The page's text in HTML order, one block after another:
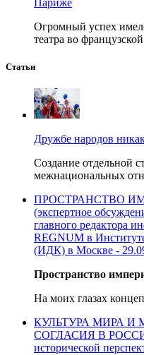
Огромный успех
театра во
Статьи
Дружбе народов
Создание отдельной
межнациональных
ПРОСТРАНСТВО
(экспертное
главного редактора
REGNUM в
(ИДК) в Москве -
Пространство
На моих глазах
КУЛЬТУРА МИРА
СОГЛАСИЯ В
исторической